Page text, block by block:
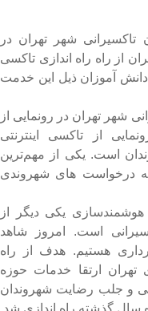
تاکسیرانی شهر تهران در
از راه راه اندازی تاکسی
آموزان ذیل این خدمت
شهر تهران در رونمایی از
از تاکسی اینترنتی
است. یکی از مهم‌ترین
درخواست های شهروندی
هوشمندسازی یکی دیگر از
است. امروز شاهد
هستیم. هدف از راه
تهران ارتقا خدمات حوزه
و جلب رضایت شهروندان